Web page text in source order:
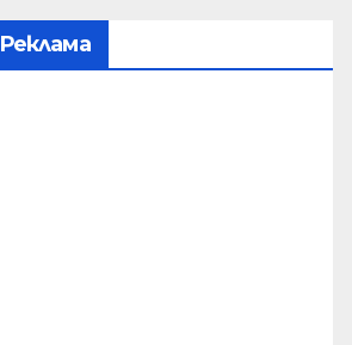
Реклама